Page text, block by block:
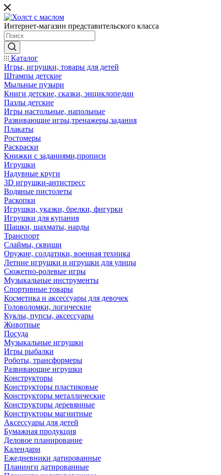
Интернет-магазин представительского класса
Каталог
Игры, игрушки, товары для детей
Штампы детские
Мыльные пузыри
Книги детские, сказки, энциклопедии
Пазлы детские
Игры настольные, напольные
Развивающие игры,тренажеры,задания
Плакаты
Ростомеры
Раскраски
Книжки с заданиями,прописи
Игрушки
Надувные круги
3D игрушки-антистресс
Водяные пистолеты
Раскопки
Игрушки, указки, брелки, фигурки
Игрушки для купания
Шашки, шахматы, нарды
Транспорт
Слаймы, сквиши
Оружие, солдатики, военная техника
Летние игрушки и игрушки для улицы
Сюжетно-ролевые игры
Музыкальные инструменты
Спортивные товары
Косметика и аксессуары для девочек
Головоломки, логические
Куклы, пупсы, аксессуары
Животные
Посуда
Музыкальные игрушки
Игры рыбалки
Роботы, трансформеры
Развивающие игрушки
Конструкторы
Конструкторы пластиковые
Конструкторы металлические
Конструкторы деревянные
Конструкторы магнитные
Аксессуары для детей
Бумажная продукция
Деловое планирование
Календари
Ежедневники датированные
Планинги датированные